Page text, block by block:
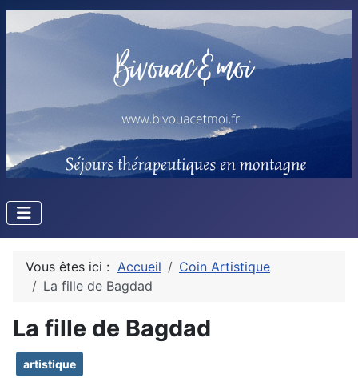
Vous êtes ici : Accueil
Coin Artistique
La fille de Bagdad
La fille de Bagdad
artistique